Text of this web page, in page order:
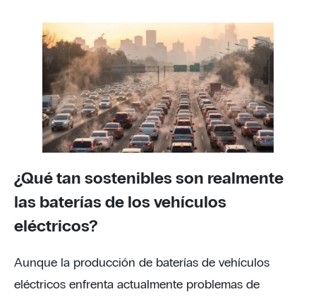
¿Qué tan sostenibles son realmente
las baterías de los vehículos
eléctricos?
Aunque la producción de baterías de vehículos
eléctricos enfrenta actualmente problemas de